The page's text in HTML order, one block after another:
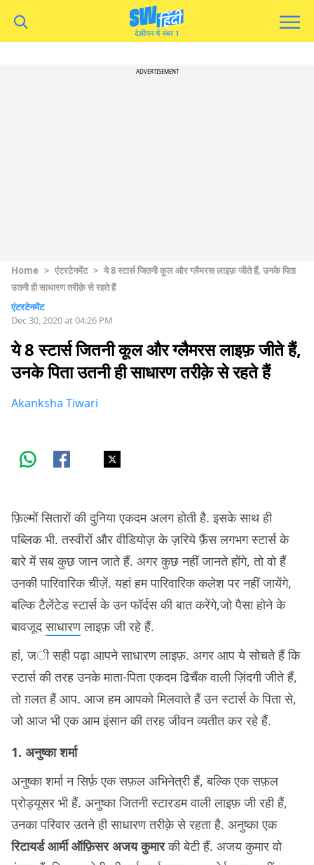
ADVERTISEMENT
Home > एंटरटेनमेंट > ये 8 स्टार्स जितनी कूल और ग्लैमरस लाइफ़ जीते हैं, उनके पिता
उतनी ही साधारण तरीक़े से रहते हैं
एंटरटेनमेंट
Dec 30, 2020 at 04:26 PM
ये 8 स्टार्स जितनी कूल और ग्लैमरस लाइफ़ जीते हैं,
उनके पिता उतनी ही साधारण तरीक़े से रहते हैं
Akanksha Tiwari
फ़िल्मों सितारों की दुनिया एकदम अलग होती है. इसके साथ ही
पब्लिक भी. तस्वीरों और वीडियोज़ के ज़रिये फ़ैंस लगभग स्टार्स के
बारे में सब कुछ जान जाते हैं. अगर कुछ नहीं जानते होंगे, तो वो हैं
उनकी पारिवारिक चीज़ें. यहां हम पारिवारिक कलेश पर नहीं जायेंगे,
बल्कि टैलेंटेड स्टार्स के उन फॉर्दस की बात करेंगे,जो पैसा होने के
बावजूदसाधारणलाइफ़ जी रहे हैं.
हां, जी सही पढ़ा आपने साधारण लाइफ़. अगर आप ये सोचते हैं कि
स्टार्स की तरह उनके माता-पिता एकदम ढिचैंक वाली ज़िंदगी जीते हैं,
तो ग़लत हैं आप. आज हम आपको मिलवाते हैं उन स्टार्स के पिता से,
जो आज भी एक आम इंसान की तरह जीवन व्यतीत कर रहे हैं.
1. अनुष्का शर्मा
अनुष्का शर्मा न सिर्फ़ एक सफ़ल अभिनेत्री हैं, बल्कि एक सफ़ल
प्रोड्यूसर भी हैं. अनुष्का जितनी स्टारडम वाली लाइफ़ जी रही हैं,
उनका परिवार उतने ही साधारण तरीक़े से रहता है. अनुष्का एक
रिटायर्ड आर्मी ऑफ़िसर अजय कुमारकी बेटी हैं. अजय कुमार वो